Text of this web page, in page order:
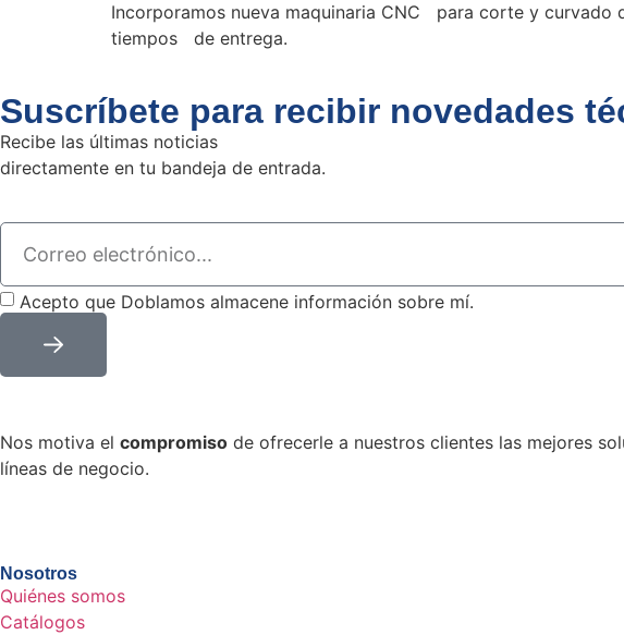
Incorporamos nueva maquinaria CNC para corte y
tiempos de entrega.
Suscríbete para recibir novedades
Recibe las últimas noticias
directamente en tu bandeja de entrada.
Acepto que Doblamos almacene información sobre mí.
Nos motiva el compromiso de ofrecerle a nuestros clientes las mejores
líneas de negocio.
Nosotros
Quiénes somos
Catálogos